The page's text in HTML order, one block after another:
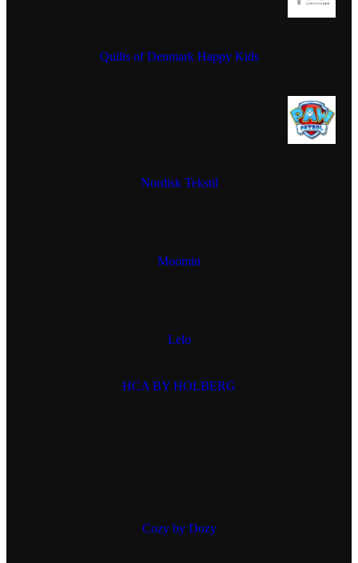
Quilts of Denmark Happy Kids
Nordisk Tekstil
Moomin
Lelo
HCA BY HOLBERG
Cozy by Dozy